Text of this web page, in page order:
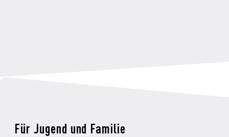
Für Jugend und Familie